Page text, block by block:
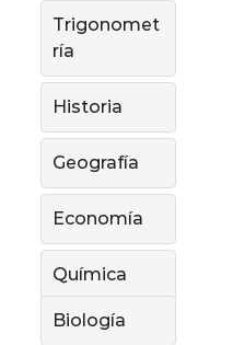
Trigonomet
ría
Historia
Geografía
Economía
Química
Biología